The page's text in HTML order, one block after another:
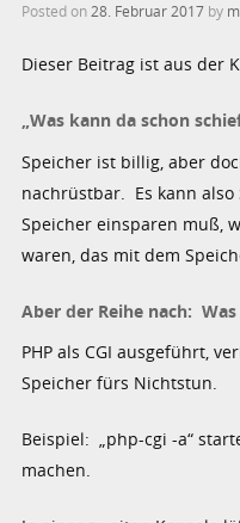
Posted on 28. Februar 2017 by
Dieser Beitrag ist aus der
„Was kann da schon
Speicher ist billig, aber
nachrüstbar. Es kann
Speicher einsparen muß,
waren, das mit dem
Aber der Reihe nach:
PHP als CGI ausgeführt,
Speicher fürs Nichtstun.
Beispiel: „php-cgi -a“
machen.